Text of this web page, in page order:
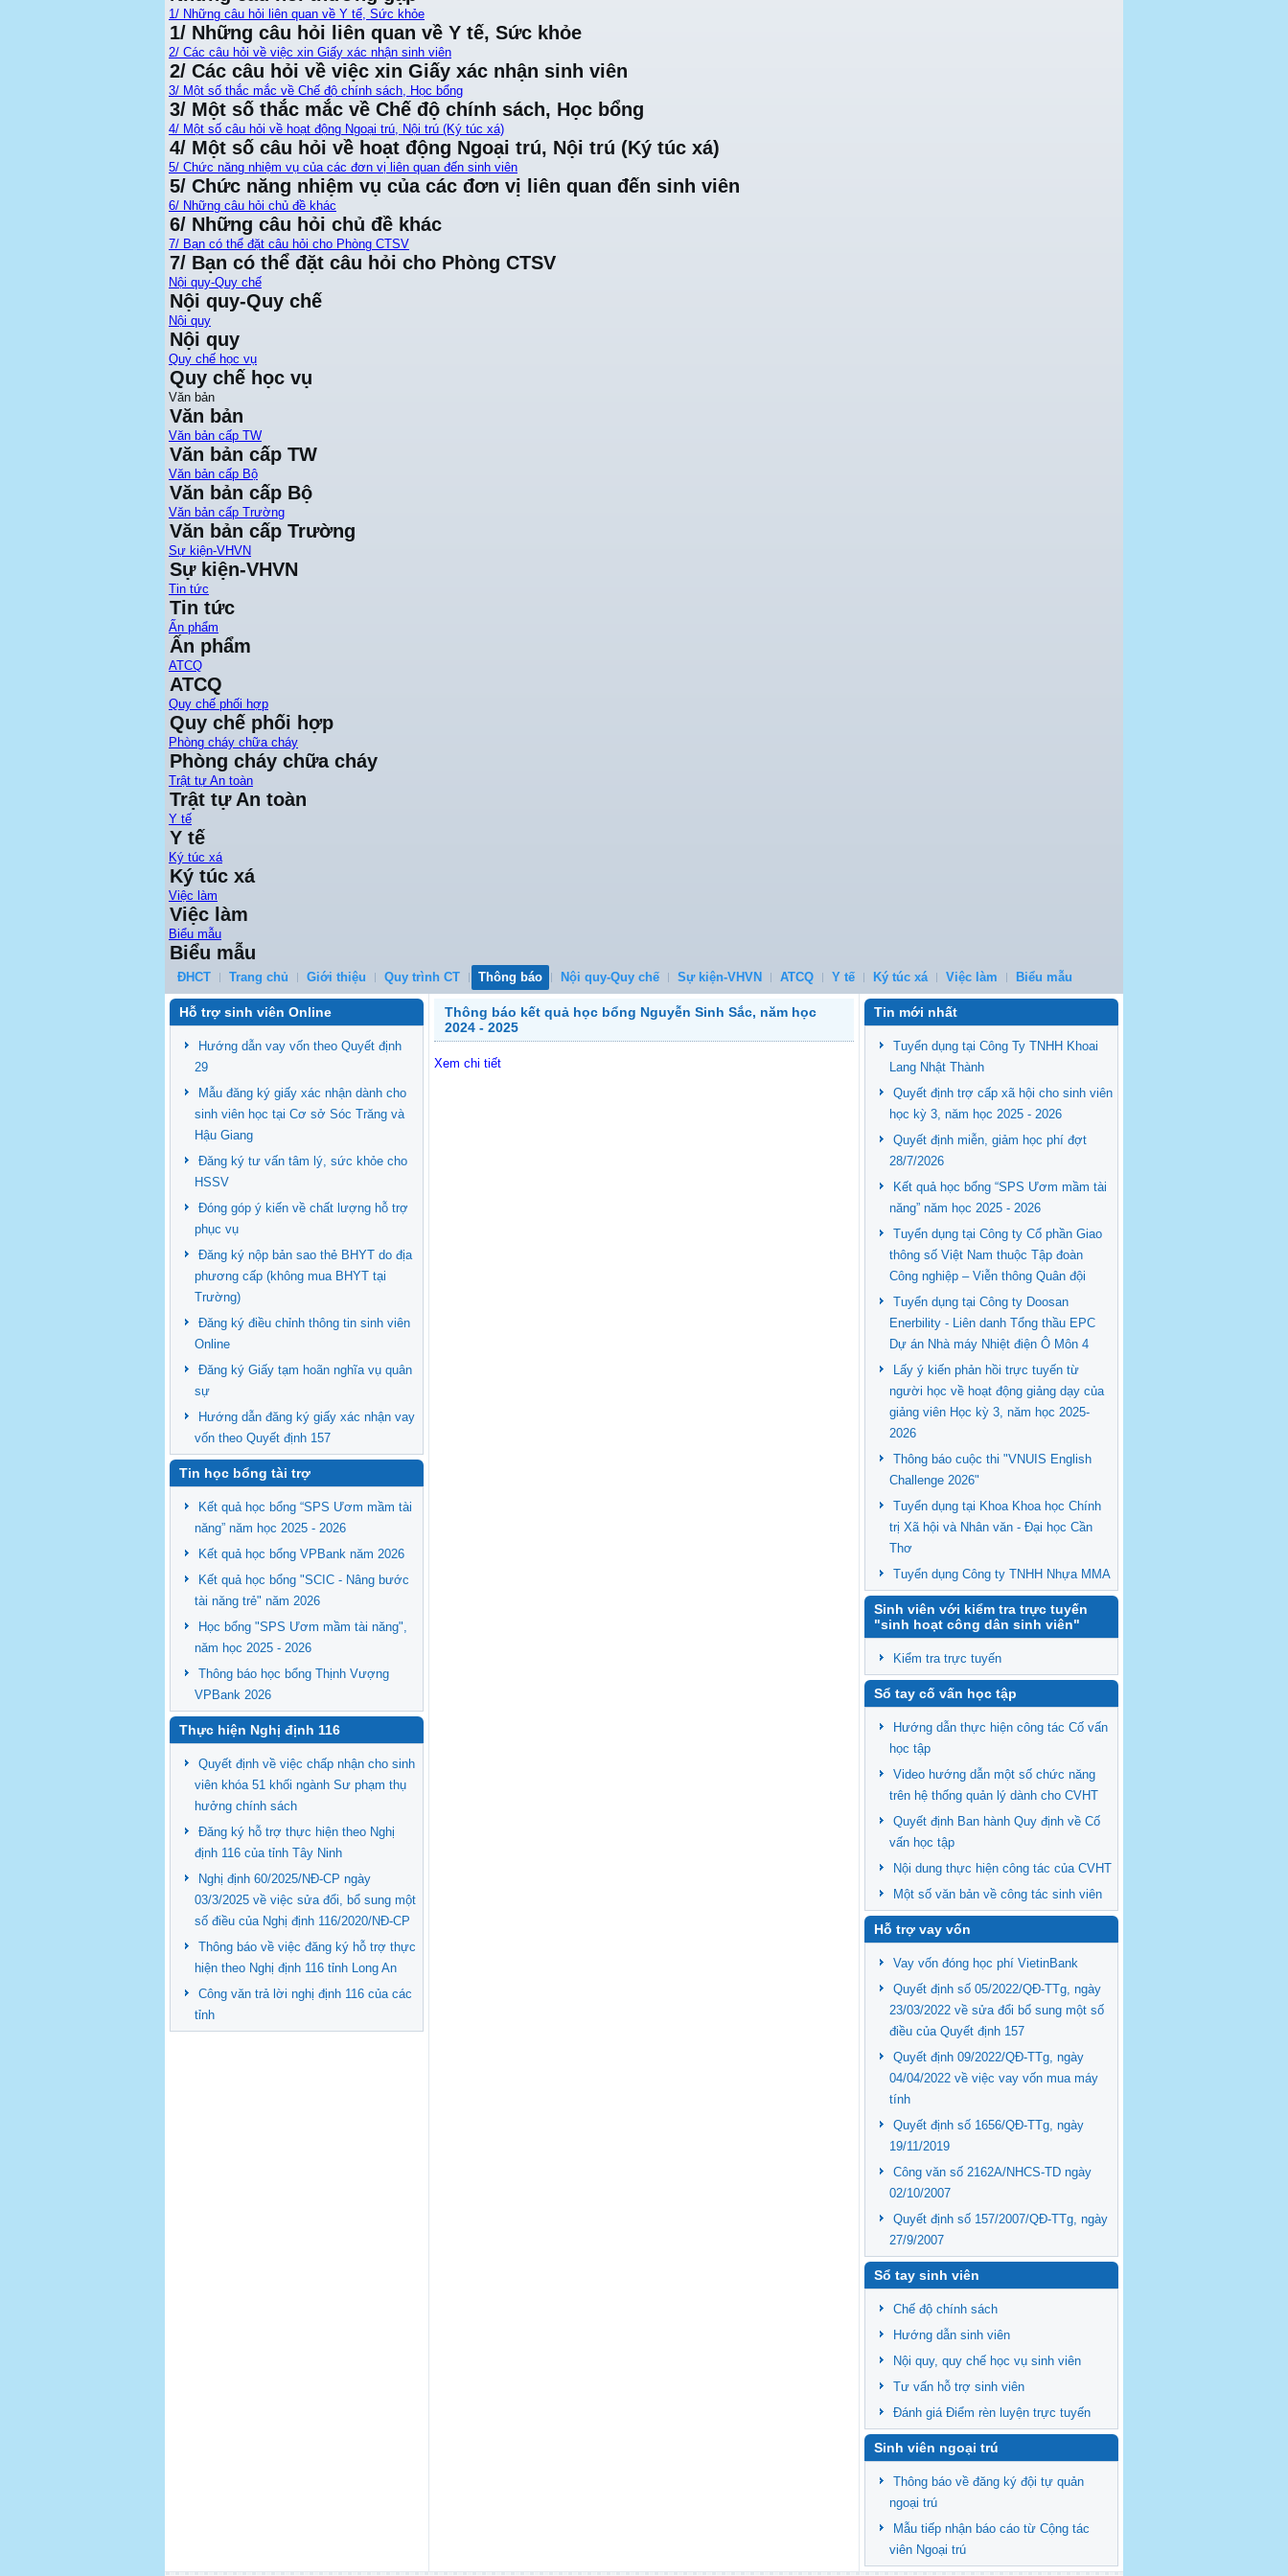
1/ Những câu hỏi liên quan về Y tế, Sức khỏe
1/ Những câu hỏi liên quan về Y tế, Sức khỏe
2/ Các câu hỏi về việc xin Giấy xác nhận sinh viên
2/ Các câu hỏi về việc xin Giấy xác nhận sinh viên
3/ Một số thắc mắc về Chế độ chính sách, Học bổng
3/ Một số thắc mắc về Chế độ chính sách, Học bổng
4/ Một số câu hỏi về hoạt động Ngoại trú, Nội trú (Ký túc xá)
4/ Một số câu hỏi về hoạt động Ngoại trú, Nội trú (Ký túc xá)
5/ Chức năng nhiệm vụ của các đơn vị liên quan đến sinh viên
5/ Chức năng nhiệm vụ của các đơn vị liên quan đến sinh viên
6/ Những câu hỏi chủ đề khác
6/ Những câu hỏi chủ đề khác
7/ Bạn có thể đặt câu hỏi cho Phòng CTSV
7/ Bạn có thể đặt câu hỏi cho Phòng CTSV
Nội quy-Quy chế
Nội quy-Quy chế
Nội quy
Nội quy
Quy chế học vụ
Quy chế học vụ
Văn bản
Văn bản
Văn bản cấp TW
Văn bản cấp TW
Văn bản cấp Bộ
Văn bản cấp Bộ
Văn bản cấp Trường
Văn bản cấp Trường
Sự kiện-VHVN
Sự kiện-VHVN
Tin tức
Tin tức
Ấn phẩm
Ấn phẩm
ATCQ
ATCQ
Quy chế phối hợp
Quy chế phối hợp
Phòng cháy chữa cháy
Phòng cháy chữa cháy
Trật tự An toàn
Trật tự An toàn
Y tế
Y tế
Ký túc xá
Ký túc xá
Việc làm
Việc làm
Biểu mẫu
Biểu mẫu
ĐHCT Trang chủ Giới thiệu Quy trình CT Thông báo Nội quy-Quy chế Sự kiện-VHVN ATCQ Y tế Ký túc xá Việc làm Biểu mẫu
Hỗ trợ sinh viên Online
Hướng dẫn vay vốn theo Quyết định
29
Mẫu đăng ký giấy xác nhận dành cho
sinh viên học tại Cơ sở Sóc Trăng và
Hậu Giang
Đăng ký tư vấn tâm lý, sức khỏe cho
HSSV
Đóng góp ý kiến về chất lượng hỗ trợ
phục vụ
Đăng ký nộp bản sao thẻ BHYT do địa
phương cấp (không mua BHYT tại
Trường)
Đăng ký điều chỉnh thông tin sinh viên
Online
Đăng ký Giấy tạm hoãn nghĩa vụ quân
sự
Hướng dẫn đăng ký giấy xác nhận vay
vốn theo Quyết định 157
Tin học bổng tài trợ
Kết quả học bổng “SPS Ươm mầm tài
năng” năm học 2025 - 2026
Kết quả học bổng VPBank năm 2026
Kết quả học bổng "SCIC - Nâng bước
tài năng trẻ" năm 2026
Học bổng "SPS Ươm mầm tài năng",
năm học 2025 - 2026
Thông báo học bổng Thịnh Vượng
VPBank 2026
Thực hiện Nghị định 116
Quyết định về việc chấp nhận cho sinh
viên khóa 51 khối ngành Sư phạm thụ
hưởng chính sách
Đăng ký hỗ trợ thực hiện theo Nghị
định 116 của tỉnh Tây Ninh
Nghị định 60/2025/NĐ-CP ngày
03/3/2025 về việc sửa đổi, bổ sung một
số điều của Nghị định 116/2020/NĐ-CP
Thông báo về việc đăng ký hỗ trợ thực
hiện theo Nghị định 116 tỉnh Long An
Công văn trả lời nghị định 116 của các
tỉnh
Thông báo kết quả học bổng Nguyễn Sinh Sắc, năm học
2024 - 2025
Xem chi tiết
Tin mới nhất
Tuyển dụng tại Công Ty TNHH Khoai
Lang Nhật Thành
Quyết định trợ cấp xã hội cho sinh viên
học kỳ 3, năm học 2025 - 2026
Quyết định miễn, giảm học phí đợt
28/7/2026
Kết quả học bổng “SPS Ươm mầm tài
năng” năm học 2025 - 2026
Tuyển dụng tại Công ty Cổ phần Giao
thông số Việt Nam thuộc Tập đoàn
Công nghiệp – Viễn thông Quân đội
Tuyển dụng tại Công ty Doosan
Enerbility - Liên danh Tổng thầu EPC
Dự án Nhà máy Nhiệt điện Ô Môn 4
Lấy ý kiến phản hồi trực tuyến từ
người học về hoạt động giảng dạy của
giảng viên Học kỳ 3, năm học 2025-
2026
Thông báo cuộc thi "VNUIS English
Challenge 2026"
Tuyển dụng tại Khoa Khoa học Chính
trị Xã hội và Nhân văn - Đại học Cần
Thơ
Tuyển dụng Công ty TNHH Nhựa MMA
Sinh viên với kiểm tra trực tuyến
"sinh hoạt công dân sinh viên"
Kiểm tra trực tuyến
Sổ tay cố vấn học tập
Hướng dẫn thực hiện công tác Cố vấn
học tập
Video hướng dẫn một số chức năng
trên hệ thống quản lý dành cho CVHT
Quyết định Ban hành Quy định về Cố
vấn học tập
Nội dung thực hiện công tác của CVHT
Một số văn bản về công tác sinh viên
Hỗ trợ vay vốn
Vay vốn đóng học phí VietinBank
Quyết định số 05/2022/QĐ-TTg, ngày
23/03/2022 về sửa đổi bổ sung một số
điều của Quyết định 157
Quyết định 09/2022/QĐ-TTg, ngày
04/04/2022 về việc vay vốn mua máy
tính
Quyết định số 1656/QĐ-TTg, ngày
19/11/2019
Công văn số 2162A/NHCS-TD ngày
02/10/2007
Quyết định số 157/2007/QĐ-TTg, ngày
27/9/2007
Sổ tay sinh viên
Chế độ chính sách
Hướng dẫn sinh viên
Nội quy, quy chế học vụ sinh viên
Tư vấn hỗ trợ sinh viên
Đánh giá Điểm rèn luyện trực tuyến
Sinh viên ngoại trú
Thông báo về đăng ký đội tự quản
ngoại trú
Mẫu tiếp nhận báo cáo từ Cộng tác
viên Ngoại trú